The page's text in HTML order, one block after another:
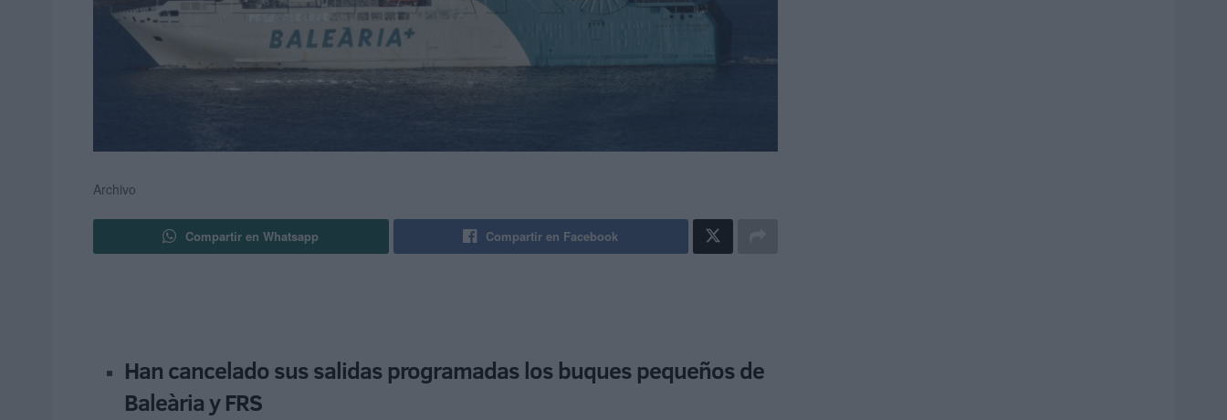
Archivo
Compartir en Whatsapp Compartir en Facebook
Han cancelado sus salidas programadas los buques pequeños de
Baleària y FRS